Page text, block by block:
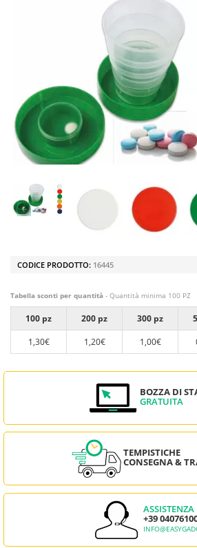
CODICE PRODOTTO: 16445
Tabella sconti per quantità - Quantità minima 100 PZ
100 pz 200 pz 300 pz
1,30€
1,20€ 1,00€
BOZZA DI
GRATUITA
TEMPISTICHE
CONSEGNA &
ASSISTENZA
+39